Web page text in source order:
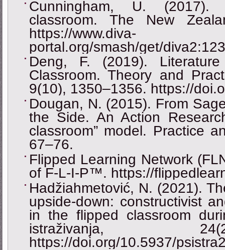
Cunningham, U.
classroom. The New
https://www.diva-
portal.org/smash/get/
Deng, F. (2019).
Classroom. Theory and
9(10), 1350‒1356. https://
Dougan, N. (2015). From
the Side. An Action
classroom” model. Practice
67‒76.
Flipped Learning Network
of F-L-I-P™. https://
Hadžiahmetović, N. (2021).
upside-down: constructivist
in the flipped classroom
istraživanja,
https://doi.org/10.5937/